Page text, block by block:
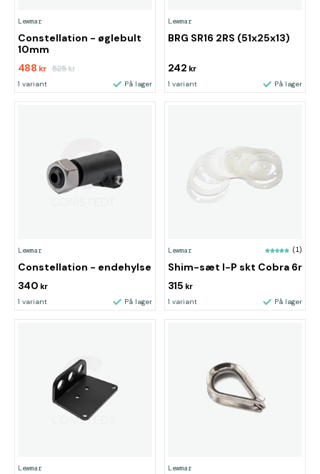
Lewmar
Constellation - øglebult
10mm
488 kr 525kr
1 variant På lager
Lewmar
BRG SR16 2RS (51x25x13)
242 kr
1 variant På lager
Lewmar
Constellation - endehylse
340 kr
1 variant På lager
Lewmar (1)
Shim-sæt I-P skt Cobra 6r
315 kr
1 variant På lager
Lewmar Lewmar